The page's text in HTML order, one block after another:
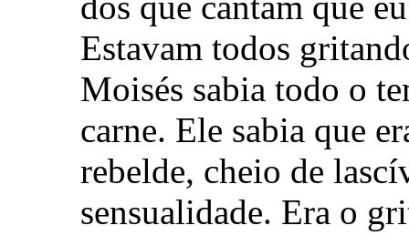
Estavam todos
Moisés sabia todo o
carne. Ele sabia que
rebelde, cheio de
sensualidade. Era o